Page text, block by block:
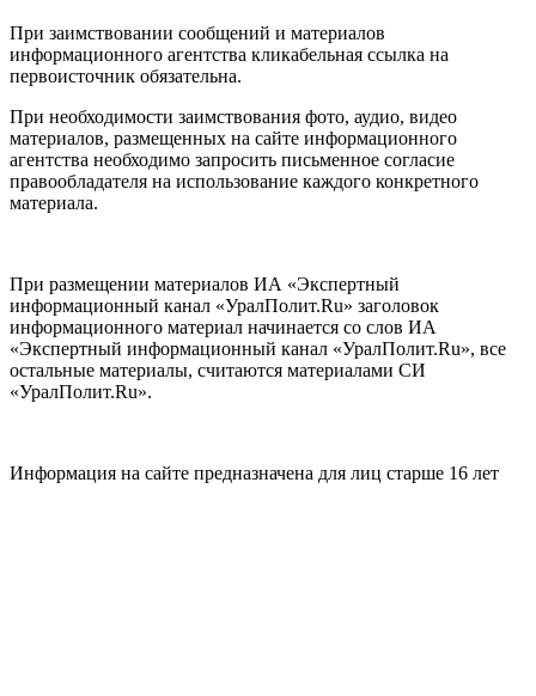
При заимствовании сообщений и материалов
информационного агентства кликабельная ссылка на
первоисточник обязательна.
При необходимости заимствования фото, аудио, видео
материалов, размещенных на сайте информационного
агентства необходимо запросить письменное согласие
правообладателя на использование каждого конкретного
материала.
При размещении материалов ИА «Экспертный
информационный канал «УралПолит.Ru» заголовок
информационного материал начинается со слов ИА
«Экспертный информационный канал «УралПолит.Ru», все
остальные материалы, считаются материалами СИ
«УралПолит.Ru».
Информация на сайте предназначена для лиц старше 16 лет